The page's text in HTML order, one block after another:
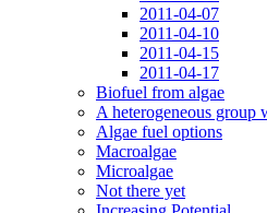
2011-04-07
2011-04-10
2011-04-15
2011-04-17
Biofuel from algae
A heterogeneous group
Algae fuel options
Macroalgae
Microalgae
Not there yet